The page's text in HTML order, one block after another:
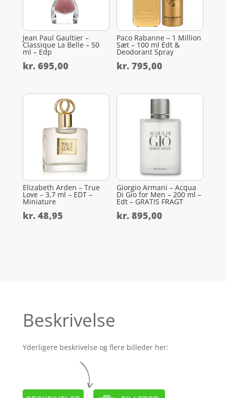
Jean Paul Gaultier –
Classique La Belle – 50
ml – Edp
kr.695,00
Paco Rabanne – 1 Million
Sæt – 100 ml Edt &
Deodorant Spray
kr. 795,00
Elizabeth Arden – True
Love – 3,7 ml – EDT –
Miniature
kr.48,95
Giorgio Armani – Acqua
Di Gio for Men – 200 ml –
Edt – GRATIS FRAGT
kr. 895,00
Beskrivelse
Yderligere beskrivelse og flere billeder her: